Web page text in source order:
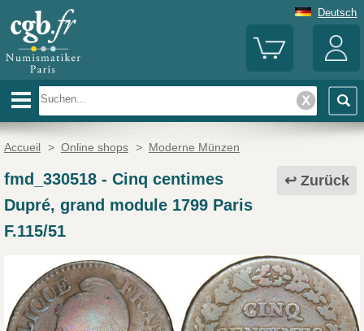
Deutsch
Accueil > Online shops > Moderne Münzen
Zurück
fmd_330518- Cinq centimes
Dupré, grand module 1799 Paris
F.115/51